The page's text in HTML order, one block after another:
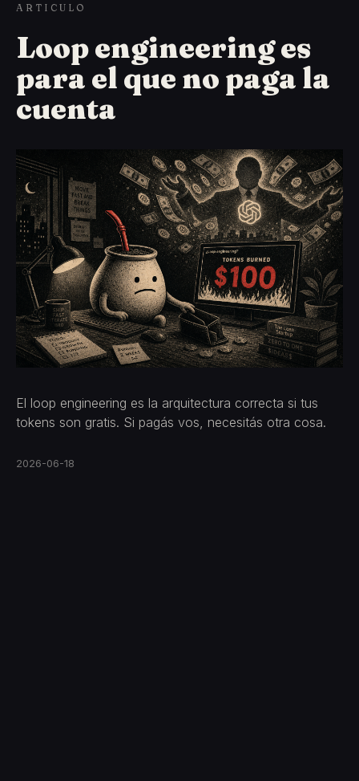
ARTICULO
Loop engineering es
para el que no paga la
cuenta
El loop engineering es la arquitectura correcta si tus
tokens son gratis. Si pagás vos, necesitás otra cosa.
2026-06-18